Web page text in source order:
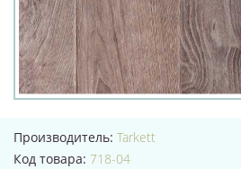
Производитель: Tarkett
Код товара: 718-04